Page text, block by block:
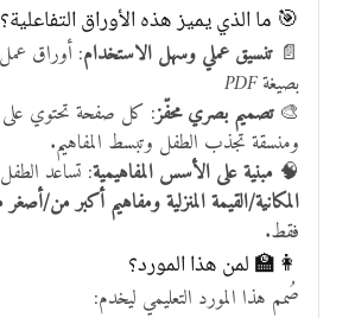
🎯 ما الذي يميز هذه الأوراق التفاعلية؟
📄 تنسيق عملي وسهل الاستخدام: أوراق عمل
بصيغةPDF
🎨تصميم بصري محفّز: كل صفحة تحتوي
ومنسقة تجذب الطفل وتبسط المفاهيم.
🧠 مبنية على الأسس المفاهيمية: تساعد
المكانية/القيمة المنزلية ومفاهيم أكبر من/
فقط.
👩‍🏫 لمن هذا المورد؟
صُمم هذا المورد التعليمي ليخدم: